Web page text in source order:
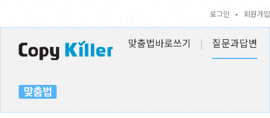
로그인 • 회원가입
맞춤법바로쓰기 | 질문과답변